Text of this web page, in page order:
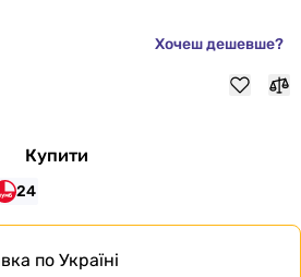
Хочеш дешевше?
Купити
24
по Україні